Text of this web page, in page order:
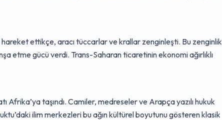
ettikçe, aracı tüccarlar ve krallar zenginleşti. Bu
etme gücü verdi. Trans-Saharan ticaretinin ekonomi ağırlıklı
Afrika’ya taşındı. Camiler, medreseler ve Arapça yazılı hukuk
ilim merkezleri bu ağın kültürel boyutunu gösteren klasik